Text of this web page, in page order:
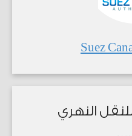
Suez
النهري